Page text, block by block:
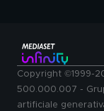
Copyright ©1999-
500.000.007 -
artificiale